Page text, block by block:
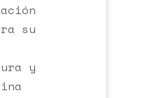
su
y